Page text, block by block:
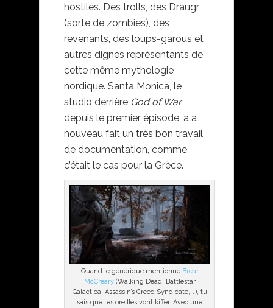
hostiles. Des trolls, des Draugr
(sorte de zombies), des
revenants, des loups-garous et
autres dignes représentants de
cette même mythologie
nordique. Santa Monica, le
studio derrière God of War
depuis le premier épisode, a à
nouveau fait un très bon travail
de documentation, comme
c’était le cas pour la Grèce.
Quand le générique mentionne Brear
McCreary(Walking Dead, Battlestar
Galactica, Assassin’s Creed Syndicate, …), tu
sais que tes oreilles vont kiffer. Avec une